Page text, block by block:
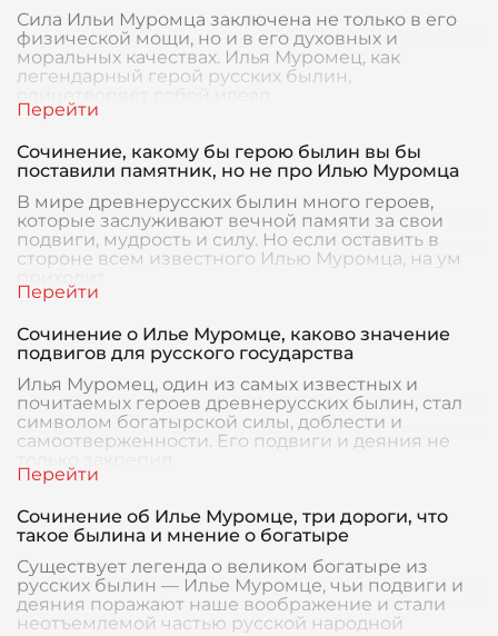
Сила Ильи Муромца заключена не только в его
физической мощи, но и в его духовных и
моральных качествах. Илья Муромец, как
легендарный герой русских былин,
олицетворяет собой идеал
Сочинение, какому бы герою былин вы бы
поставили памятник, но не про Илью Муромца
В мире древнерусских былин много героев,
которые заслуживают вечной памяти за свои
подвиги, мудрость и силу. Но если оставить в
стороне всем известного Илью Муромца, на ум
Сочинение о Илье Муромце, каково значение
подвигов для русского государства
Илья Муромец, один из самых известных и
почитаемых героев древнерусских былин, стал
символом богатырской силы, доблести и
самоотверженности. Его подвиги и деяния не
Сочинение об Илье Муромце, три дороги, что
такое былина и мнение о богатыре
Существует легенда о великом богатыре из
русских былин — Илье Муромце, чьи подвиги и
деяния поражают наше воображение и стали
неотъемлемой частью русской народной